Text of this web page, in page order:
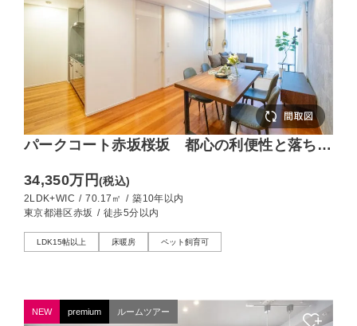
パークコート赤坂桜坂 都心の利便性と落ち着
34,350万円(税込)
2LDK+WIC / 70.17㎡ / 築10年以内
東京都港区赤坂 / 徒歩5分以内
LDK15帖以上 床暖房 ペット飼育可
NEW premium ルームツアー